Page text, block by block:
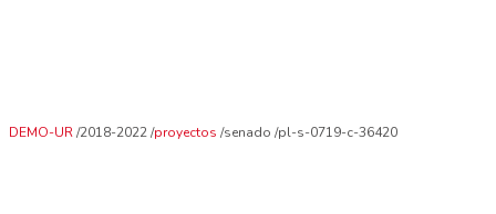
DEMO-UR 2018-2022 proyectos senado pl-s-0719-c-36420